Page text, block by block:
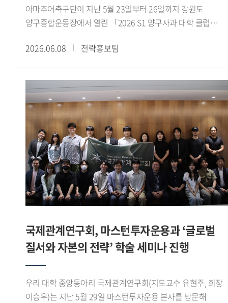
구체적인 데이터 매핑 기술과 아키텍처 구축 방안을 제시했다.
심사위원단은 복잡한 생체 데이터를 사용자가 쉽게 이해할 수
배터리 복구 경로 라는 개념을 도입해 운동 상태와 회복 과정을
우수한 평가를 받았다.팀장 이유준 학생은 일회성 측정에
그치던 국가 체력 인증 데이터에 실시간 스마트워치 생체
신호를 결합함으로써, 365일 실시간으로 안전벨트를 매고
운동하는 듯한 디지털 예방 의학 솔루션 을 구현하고자 했다 고
강조하며, 앞으로 제조사별 API 데이터 정규화 과정을 더욱
고도화하고, 향후 실제 공공 인프라 및 보험 산업(인슈어테크)
과의 연동 융합 연구를 통해 전 국민이 안전하게 국가 표준 체력
등급에 도달하는 데 선도적 역할을 다하겠다 고 소감을 밝혔다.
아마추어축구단이 지난 5월 23일부터 26일까지 강원도
양구종합운동장에서 열린 「2026 S1 양구사과 대학 클럽
고려대학교 SFA, 한국체육대학교 실버골 FC, 한림대학교
레오를 상대로 조 1위를 기록하며 16강에 진출했다.이후
16강에서는 육군사관학교 사커라이온을, 8강에서는
한림대학교 사이다를 차례로 꺾고 4강에 올랐다. 준결승에서는
서울시립대학교 AZURE와 맞붙어 선전한 끝에 공동 3위로
대회를 마무리했다.이번 대회는 전국 대학 축구 동아리와 학회
팀들이 참가하는 대학 클럽 축구대회로, 아이웨이는 이번
성과를 통해 전국 무대에서 경쟁력을 입증했다.
글로벌스포츠산업학부 축구학회 아이웨이는 학부 재학생들로
구성된 축구 학회로, 교내외 각종 대회와 교류전에 참가하며
꾸준히 활동을 이어가고 있다.
2026.06.08 전략홍보팀
국제관계연구회, 마스턴투자운용과 ‘글로벌
질서와 자본의 전략’ 학술 세미나 진행
우리 대학 중앙동아리 국제관계연구회(지도교수 유현주, 회장
이승우)는 지난 5월 29일 마스턴투자운용 본사를 방문해